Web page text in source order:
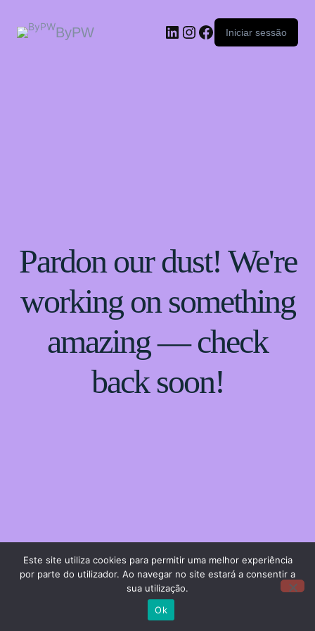
ByPW Iniciar sessão
Pardon our dust! We're
working on something
amazing — check
back soon!
Este site utiliza cookies para permitir uma melhor experiência
por parte do utilizador. Ao navegar no site estará a consentir a
sua utilização.
Ok